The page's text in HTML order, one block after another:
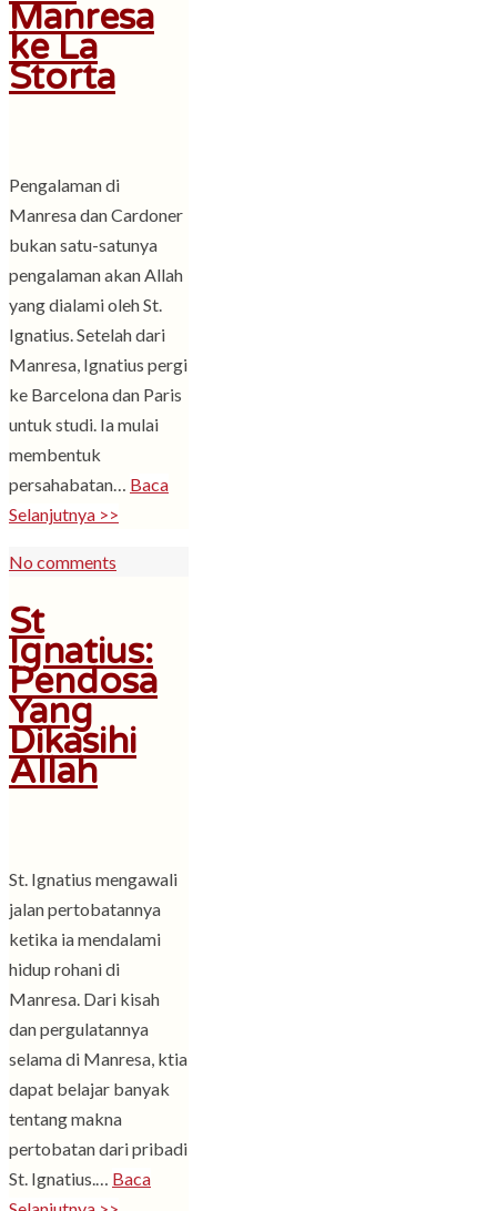
Manresa
ke La
Storta
Pengalaman di
Manresa dan Cardoner
bukan satu-satunya
pengalaman akan Allah
yang dialami oleh St.
Ignatius. Setelah dari
Manresa, Ignatius pergi
ke Barcelona dan Paris
untuk studi. Ia mulai
membentuk
persahabatan… Baca
Selanjutnya >>
No comments
St
Ignatius:
Pendosa
Yang
Dikasihi
Allah
St. Ignatius mengawali
jalan pertobatannya
ketika ia mendalami
hidup rohani di
Manresa. Dari kisah
dan pergulatannya
selama di Manresa, ktia
dapat belajar banyak
tentang makna
pertobatan dari pribadi
St. Ignatius.… Baca